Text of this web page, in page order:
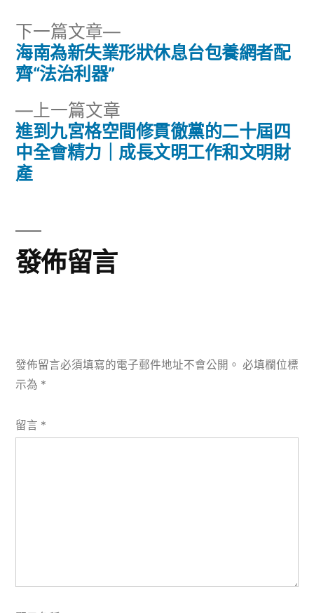
文
導
覽
上一篇文章
一
篇
進到九宮格空間修貫徹黨的二十屆四
中全會精力｜成長文明工作和文明財
產
下一篇文章
下
一
海南為新失業形狀休息台包養網者配
齊“法治利器”
發佈留言
發佈留言必須填寫的電子郵件地址不會公開。 必填欄位標
示為 *
留言 *